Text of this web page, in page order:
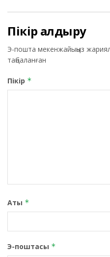
Пікір қалдыру
Э-пошта мекенжайыңыз
таңбаланған
Пікір *
Аты *
Э-поштасы *